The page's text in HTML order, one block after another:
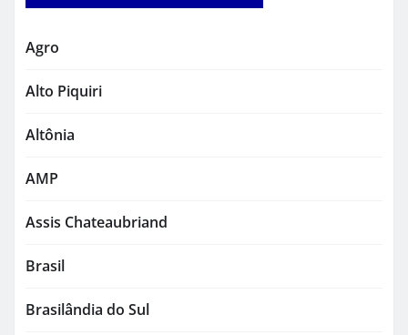
Agro
Alto Piquiri
Altônia
AMP
Assis Chateaubriand
Brasil
Brasilândia do Sul